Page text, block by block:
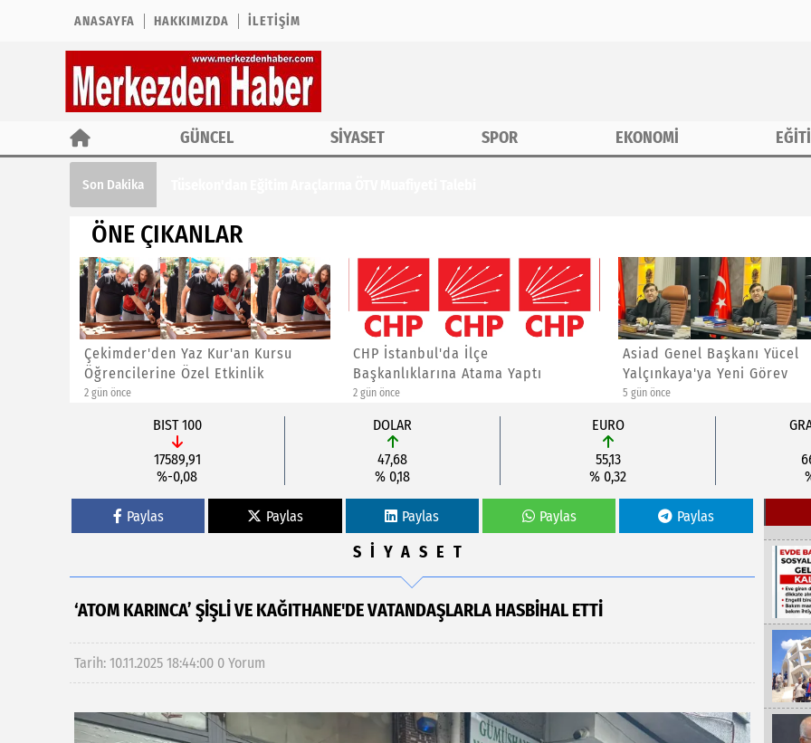
ANASAYFA HAKKIMIZDA İLETIŞIM
GÜNCEL SİYASET SPOR EKONOMİ
Son Dakika
ÖNE ÇIKANLAR
Çekimder'den Yaz Kur'an Kursu
Öğrencilerine Özel Etkinlik
2 gün önce
CHP İstanbul'da İlçe
Başkanlıklarına Atama Yaptı
2 gün önce
Asiad Genel Başkanı Yücel
Yalçınkaya'ya Yeni Görev
5 gün önce
BIST 100
17589,91
%-0,08
DOLAR
47,68
% 0,18
EURO
55,13
% 0,32
Paylas Paylas Paylas Paylas Paylas
SİYASET
‘ATOM KARINCA’ ŞIŞLI VE KAĞITHANE'DE VATANDAŞLARLA HASBIHAL ETTI
Tarih: 10.11.2025 18:44:00 0 Yorum